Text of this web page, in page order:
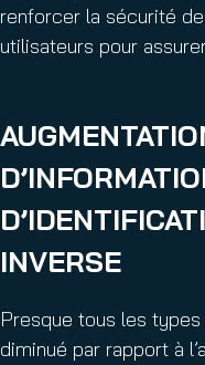
renforcer la sécurité
utilisateurs pour
INVERSE
Presque tous les
diminué par rapport à